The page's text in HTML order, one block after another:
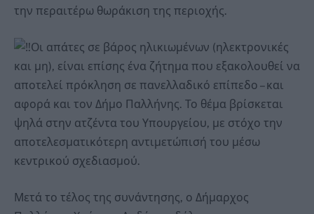
την περαιτέρω θωράκιση της περιοχής.
Οι απάτες σε βάρος ηλικιωμένων (ηλεκτρονικές
και μη), είναι επίσης ένα ζήτημα που εξακολουθεί να
αποτελεί πρόκληση σε πανελλαδικό επίπεδο – και
αφορά και τον Δήμο Παλλήνης. Το θέμα βρίσκεται
ψηλά στην ατζέντα του Υπουργείου, με στόχο την
αποτελεσματικότερη αντιμετώπισή του μέσω
κεντρικού σχεδιασμού.
Μετά το τέλος της συνάντησης, ο Δήμαρχος